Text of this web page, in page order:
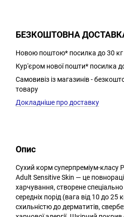
БЕЗКОШТОВНА
Новою поштою* посилка до 30 кг
Кур'єром нової пошти* посилка
Самовивіз із магазинів -
товару
Докладніше про доставку
Опис
Сухий корм суперпреміум-класу
Adult Sensitive Skin — це
харчування, створене
середніх порід (вага від 10 до 25
схильністю до дерматитів,